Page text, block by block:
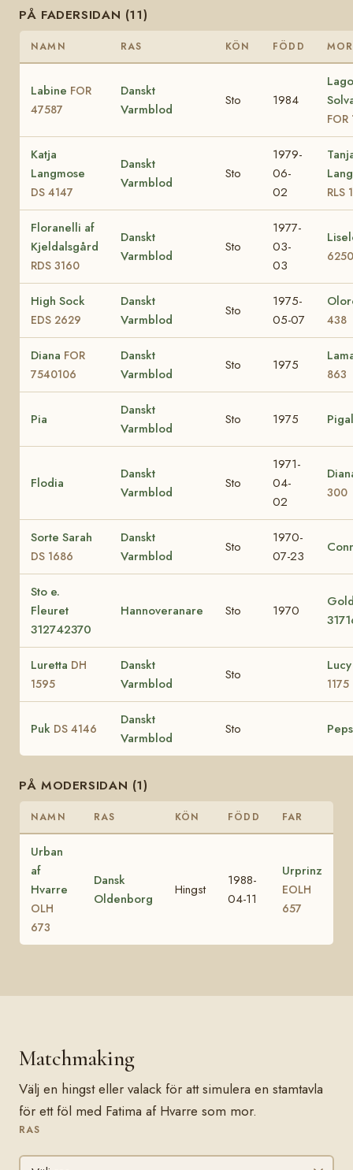
PÅ FADERSIDAN (11)
NAMN RAS KÖN FÖDD MOR
Labine FOR
47587
Danskt
Varmblod
Sto 1984
Katja
Langmose
DS 4147
Danskt
Varmblod
Sto
1979-
06-
02
RLS
Floranelli af
Kjeldalsgård
RDS 3160
Danskt
Varmblod
Sto
1977-
03-
03
6250
High Sock
EDS 2629
Danskt
Varmblod
Sto
1975-
05-07
438
Diana FOR
7540106
Danskt
Varmblod
Sto 1975
863
Pia
Danskt
Varmblod
Sto 1975
Flodia
Danskt
Varmblod
Sto
1971-
04-
02
300
Sorte Sarah
DS 1686
Danskt
Varmblod
Sto
1970-
07-23
Sto e.
Fleuret
312742370
Hannoveranare Sto 1970
Luretta DH
1595
Danskt
Varmblod
Sto
1175
Puk DS 4146
Danskt
Varmblod
Sto
PÅ MODERSIDAN (1)
NAMN RAS KÖN FÖDD FAR
Urban
af
Hvarre
OLH
673
Dansk
Oldenborg
Hingst
1988-
04-11
Urprinz
EOLH
657
Matchmaking
Välj en hingst eller valack för att simulera en stamtavla
för ett föl med Fatima af Hvarre som mor.
RAS